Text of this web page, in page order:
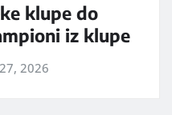
klupe do
iz klupe
2026